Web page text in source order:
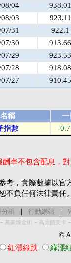
08/04
938.01
03
923.11
31
922.1
30
913.66
29
923.53
28
918.08
27
910.45
名稱
一
指數
-
酬率不包含配息，
考，實際數據以官
不負任何法律責任
分析 | 行動網站 |
- 萬豪煉金術 - 高回饋美卡
©
紅漲綠跌
綠漲